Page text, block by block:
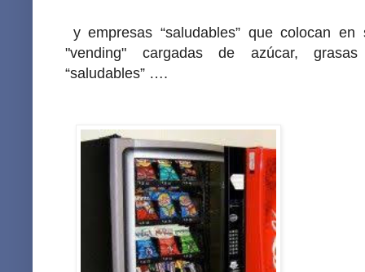
y empresas “saludables” que colocan
"vending" cargadas de azúcar,
“saludables” ….